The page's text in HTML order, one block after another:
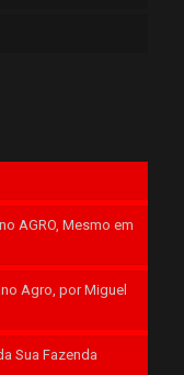
AGRO, Mesmo em
Agro, por Miguel
Sua Fazenda